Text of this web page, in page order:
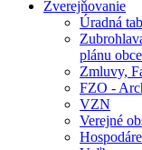
Zverejňovanie
Úradná
plánu obce
Zmluvy,
FZO -
VZN
Verejné